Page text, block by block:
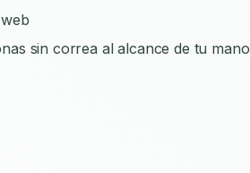
sin correa al alcance de tu mano